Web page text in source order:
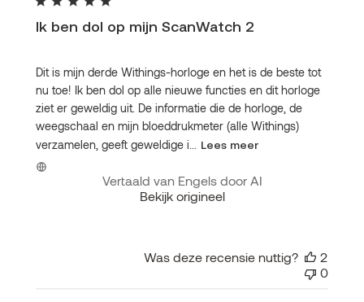
Ik ben dol op mijn ScanWatch 2
Dit is mijn derde Withings-horloge en het is de beste tot
nu toe! Ik ben dol op alle nieuwe functies en dit horloge
ziet er geweldig uit. De informatie die de horloge, de
weegschaal en mijn bloeddrukmeter (alle Withings)
verzamelen, geeft geweldige i...
Lees meer
Vertaald van Engels door AI
Bekijk origineel
Was deze recensie nuttig?
2
0